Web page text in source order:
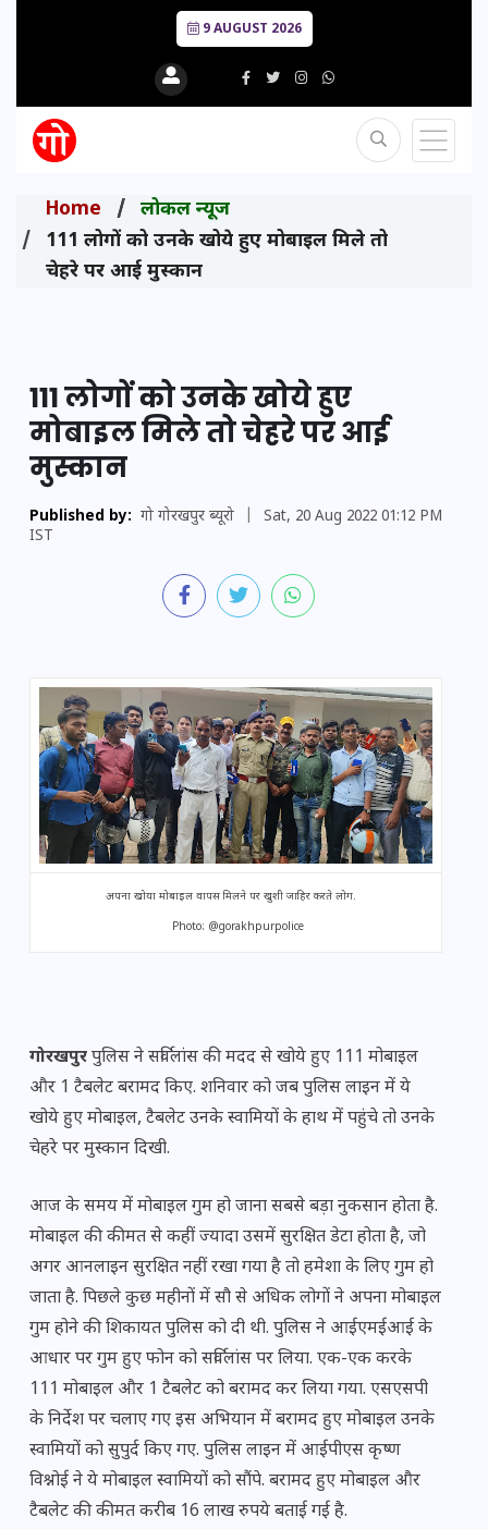
9 AUGUST 2026
Home
लोकल न्यूज
111 लोगों को उनके खोये हुए मोबाइल मिले तो
चेहरे पर आई मुस्कान
111 लोगों को उनके खोये हुए
मोबाइल मिले तो चेहरे पर आई
मुस्कान
Published by: गो गोरखपुर ब्यूरो
Sat, 20 Aug 2022 01:12 PM
IST
अपना खोया मोबाइल वापस मिलने पर खुशी जाहिर करते लोग.
Photo: @gorakhpurpolice
गोरखपुरपुलिस ने सर्विलांस की मदद से खोये हुए 111 मोबाइल
और 1 टैबलेट बरामद किए. शनिवार को जब पुलिस लाइन में ये
खोये हुए मोबाइल, टैबलेट उनके स्वामियों के हाथ में पहुंचे तो उनके
चेहरे पर मुस्कान दिखी.
आज के समय में मोबाइल गुम हो जाना सबसे बड़ा नुकसान होता है.
मोबाइल की कीमत से कहीं ज्यादा उसमें सुरक्षित डेटा होता है, जो
अगर आनलाइन सुरक्षित नहीं रखा गया है तो हमेशा के लिए गुम हो
जाता है. पिछले कुछ महीनों में सौ से अधिक लोगों ने अपना मोबाइल
गुम होने की शिकायत पुलिस को दी थी. पुलिस ने आईएमईआई के
आधार पर गुम हुए फोन को सर्विलांस पर लिया. एक-एक करके
111 मोबाइल और 1 टैबलेट को बरामद कर लिया गया. एसएसपी ​
के निर्देश पर चलाए गए इस अभियान में बरामद हुए मोबाइल उनके
स्वामियों को सुपुर्द किए गए. पुलिस लाइन में आईपीएस कृष्ण
विश्नोई ने ये मोबाइल स्वामियों को सौंपे. बरामद हुए मोबाइल और
टैबलेट की कीमत करीब 16 लाख रुपये बताई गई है.